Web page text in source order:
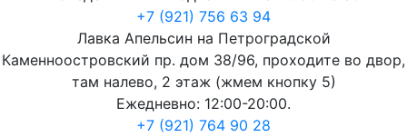
+7 (921) 756 63 94
Лавка Апельсин на Петроградской
Каменноостровский пр. дом 38/96, проходите во двор,
там налево, 2 этаж (жмем кнопку 5)
Ежедневно: 12:00-20:00.
+7 (921) 764 90 28